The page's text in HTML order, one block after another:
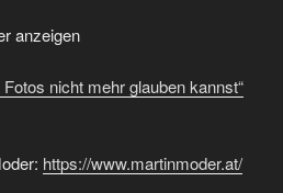
anzeigen
nicht mehr glauben kannst“
https://www.martinmoder.at/